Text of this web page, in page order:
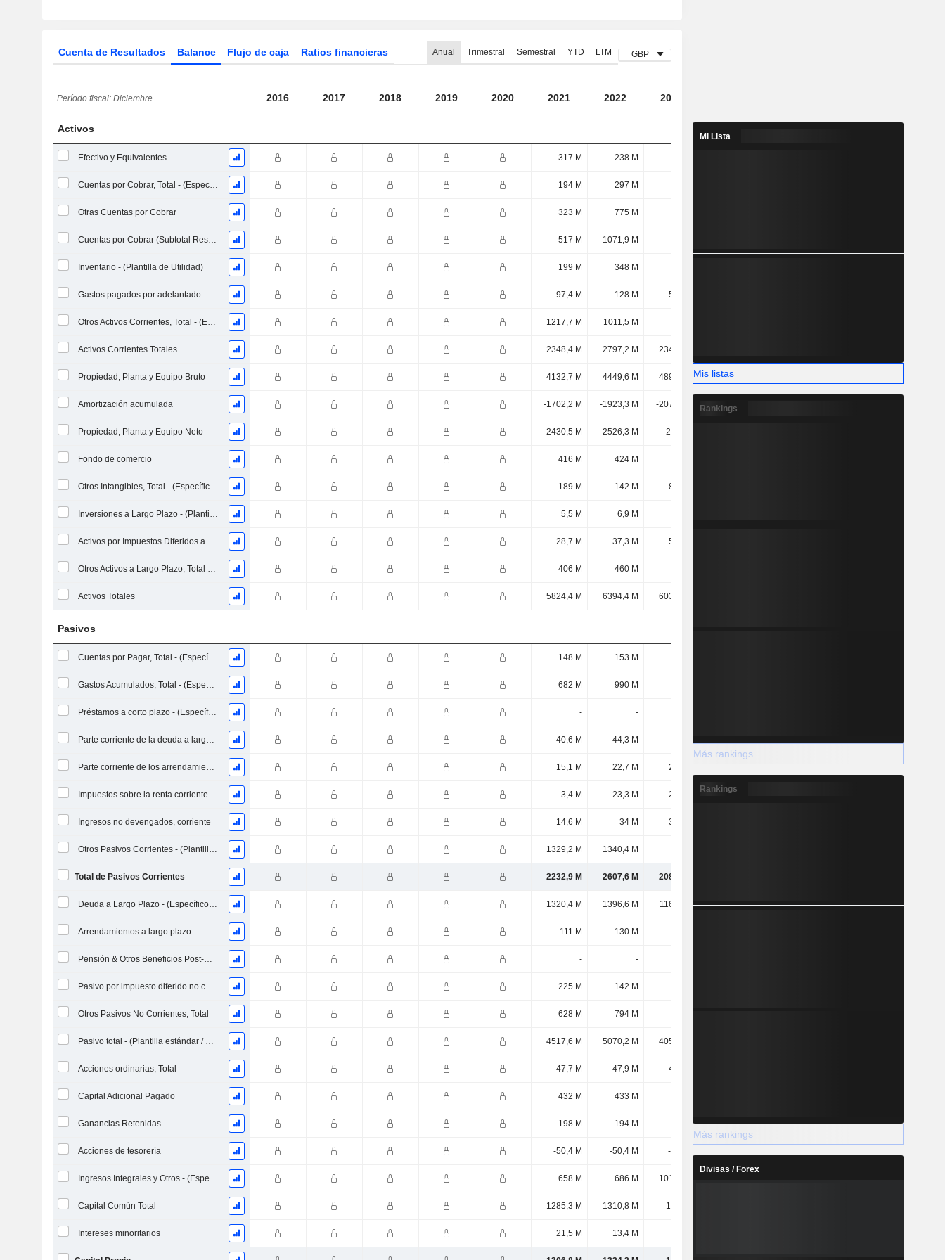
Cuenta de Resultados Balance Flujo de caja Ratios financieras Anual Trimestral Semestral YTD LTM GBP
Período fiscal: Diciembre 2016 2017 2018 2019 2020 2021 2022 2023
Activos
Efectivo y Equivalentes 317 M 238 M 380 M
Cuentas por Cobrar, Total - (Específico del Modelo) 194 M 297 M 340 M
Otras Cuentas por Cobrar 323 M 775 M 550 M
Cuentas por Cobrar (Subtotal Resumen) - (Específico del Modelo) 517 M 1071,9 M 890 M
Inventario - (Plantilla de Utilidad) 199 M 348 M 328 M
Gastos pagados por adelantado 97,4 M 128 M 56,1 M
Otros Activos Corrientes, Total - (Específico del Modelo) 1217,7 M 1011,5 M 691 M
Activos Corrientes Totales 2348,4 M 2797,2 M 2345,4 M
Propiedad, Planta y Equipo Bruto 4132,7 M 4449,6 M 4897,9 M 5216,7 M
Amortización acumulada -1702,2 M -1923,3 M -2076,9 M -2313,8 M
Propiedad, Planta y Equipo Neto 2430,5 M 2526,3 M 2821 M
Fondo de comercio 416 M 424 M 417 M
Otros Intangibles, Total - (Específico del Modelo) 189 M 142 M 81,5 M
Inversiones a Largo Plazo - (Plantilla de Utilidad) 5,5 M 6,9 M
Activos por Impuestos Diferidos a Largo Plazo (Recaudados) 28,7 M 37,3 M 52,9 M
Otros Activos a Largo Plazo, Total - (Específico del Modelo) 406 M 460 M 312 M
Activos Totales 5824,4 M 6394,4 M 6038,4 M
Pasivos
Cuentas por Pagar, Total - (Específico del Modelo) 148 M 153 M
Gastos Acumulados, Total - (Específico del Modelo) 682 M 990 M 965 M
Préstamos a corto plazo - (Específico del modelo) - -
Parte corriente de la deuda a largo plazo - (Específico del modelo) 40,6 M 44,3 M 264 M
Parte corriente de los arrendamientos 15,1 M 22,7 M 25,1 M 26 M 28,2 M
Impuestos sobre la renta corrientes a pagar 3,4 M 23,3 M 20,6 M 9,6 M
Ingresos no devengados, corriente 14,6 M 34 M 39,4 M
Otros Pasivos Corrientes - (Plantilla de Banco / Utilidad) 1329,2 M 1340,4 M 628 M
Total de Pasivos Corrientes 2232,9 M 2607,6 M 2087,7 M
Deuda a Largo Plazo - (Específico del Modelo) 1320,4 M 1396,6 M 1161,1 M 1057,7 M 918 M
Arrendamientos a largo plazo 111 M 130 M
Pensión & Otros Beneficios Post-Retiro - -
Pasivo por impuesto diferido no corriente - (Específico del modelo) 225 M 142 M 317 M
Otros Pasivos No Corrientes, Total 628 M 794 M 379 M
Pasivo total - (Plantilla estándar / utilitaria) 4517,6 M 5070,2 M 4055,4 M
Acciones ordinarias, Total 47,7 M 47,9 M 49,1 M
Capital Adicional Pagado 432 M 433 M 441 M
Ganancias Retenidas 198 M 194 M 666 M 1118,1 M 1110,9 M
Acciones de tesorería -50,4 M -50,4 M -200 M
Ingresos Integrales y Otros - (Específico de la Plantilla) 658 M 686 M 1013,9 M
Capital Común Total 1285,3 M 1310,8 M 1971 M
Intereses minoritarios 21,5 M 13,4 M
Mi Lista
Mis listas
Rankings
Más rankings
Rankings
Más rankings
Divisas / Forex